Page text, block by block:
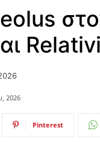
2026
Pinterest